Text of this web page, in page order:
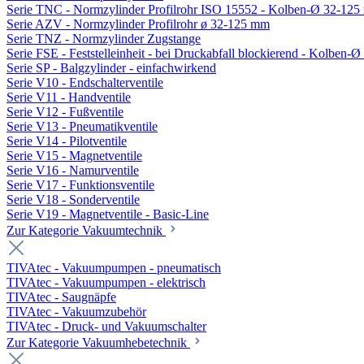
Serie TNC - Normzylinder Profilrohr ISO 15552 - Kolben-Ø 32-125
Serie AZV - Normzylinder Profilrohr ø 32-125 mm
Serie TNZ - Normzylinder Zugstange
Serie FSE - Feststelleinheit - bei Druckabfall blockierend - Kolben-Ø
Serie SP - Balgzylinder - einfachwirkend
Serie V10 - Endschalterventile
Serie V11 - Handventile
Serie V12 - Fußventile
Serie V13 - Pneumatikventile
Serie V14 - Pilotventile
Serie V15 - Magnetventile
Serie V16 - Namurventile
Serie V17 - Funktionsventile
Serie V18 - Sonderventile
Serie V19 - Magnetventile - Basic-Line
Zur Kategorie Vakuumtechnik
TIVAtec - Vakuumpumpen - pneumatisch
TIVAtec - Vakuumpumpen - elektrisch
TIVAtec - Saugnäpfe
TIVAtec - Vakuumzubehör
TIVAtec - Druck- und Vakuumschalter
Zur Kategorie Vakuumhebetechnik